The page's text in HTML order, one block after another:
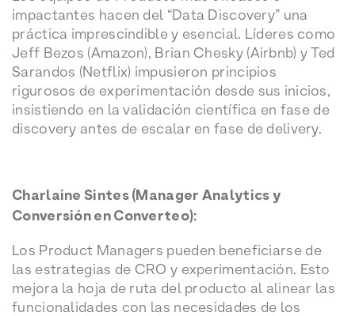
impactantes hacen del “Data Discovery” una
práctica imprescindible y esencial. Líderes como
Jeff Bezos (Amazon), Brian Chesky (Airbnb) y Ted
Sarandos (Netflix) impusieron principios
rigurosos de experimentación desde sus inicios,
insistiendo en la validación científica en fase de
discovery antes de escalar en fase de delivery.
Charlaine Sintes (Manager Analytics y
Conversión en Converteo):
Los Product Managers pueden beneficiarse de
las estrategias de CRO y experimentación. Esto
mejora la hoja de ruta del producto al alinear las
funcionalidades con las necesidades de los